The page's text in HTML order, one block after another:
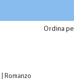
Ordina
| Romanzo